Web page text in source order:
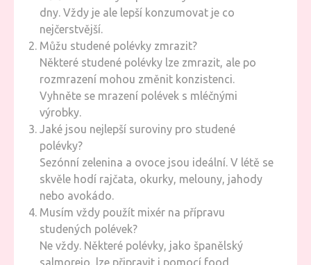
dny. Vždy je ale lepší konzumovat je co
nejčerstvější.
Můžu studené polévky zmrazit?
Některé studené polévky lze zmrazit, ale po
rozmrazení mohou změnit konzistenci.
Vyhněte se mrazení polévek s mléčnými
výrobky.
Jaké jsou nejlepší suroviny pro studené
polévky?
Sezónní zelenina a ovoce jsou ideální. V létě se
skvěle hodí rajčata, okurky, melouny, jahody
nebo avokádo.
Musím vždy použít mixér na přípravu
studených polévek?
Ne vždy. Některé polévky, jako španělský
salmorejo, lze připravit i pomocí food